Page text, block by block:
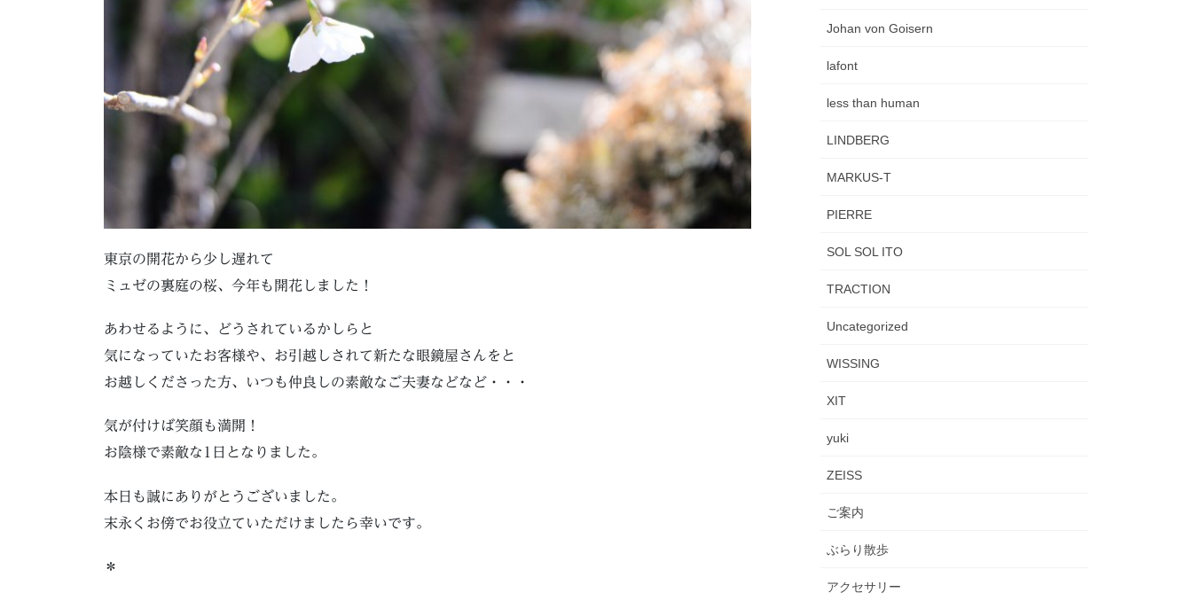
東京の開花から少し遅れて
ミュゼの裏庭の桜、今年も開花しました！
あわせるように、どうされているかしらと
気になっていたお客様や、お引越しされて新たな眼鏡屋さんをと
お越しくださった方、いつも仲良しの素敵なご夫妻などなど・・・
気が付けば笑顔も満開！
お陰様で素敵な1日となりました。
本日も誠にありがとうございました。
末永くお傍でお役立ていただけましたら幸いです。
＊
Johan von Goisern
lafont
less than human
LINDBERG
MARKUS-T
PIERRE
SOL SOL ITO
TRACTION
Uncategorized
WISSING
XIT
yuki
ZEISS
ご案内
ぶらり散歩
アクセサリー